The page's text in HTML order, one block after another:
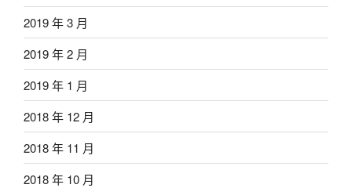
2019 年 3 月
2019 年 2 月
2019 年 1 月
2018 年 12 月
2018 年 11 月
2018 年 10 月